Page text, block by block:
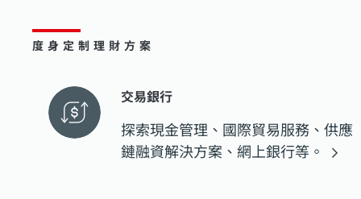
度身定制理財方案
交易銀行
探索現金管理、國際貿易服務、供應
鏈融資解決方案、網上銀行等。